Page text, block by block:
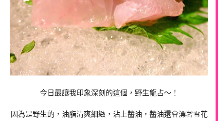
今日最讓我印象深刻的這個，野生龍占～！
因為是野生的，油脂清爽細緻，沾上醬油，醬油還會漂著雪花